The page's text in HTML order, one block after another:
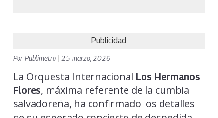
Publicidad
PorPublimetro 25 marzo, 2026
La Orquesta Internacional Los Hermanos
Flores, máxima referente de la cumbia
salvadoreña, ha confirmado los detalles